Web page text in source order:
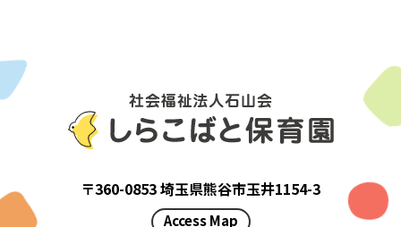
〒360-0853 埼玉県熊谷市玉井1154-3
Access Map